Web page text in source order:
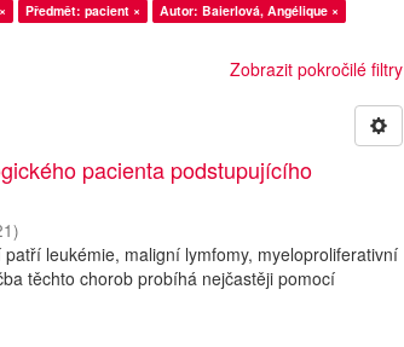
Předmět: pacient ×
Autor: Baierlová, Angélique ×
Zobrazit pokročilé filtry
pacienta podstupujícího
)
leukémie, maligní lymfomy, myeloproliferativní
těchto chorob probíhá nejčastěji pomocí